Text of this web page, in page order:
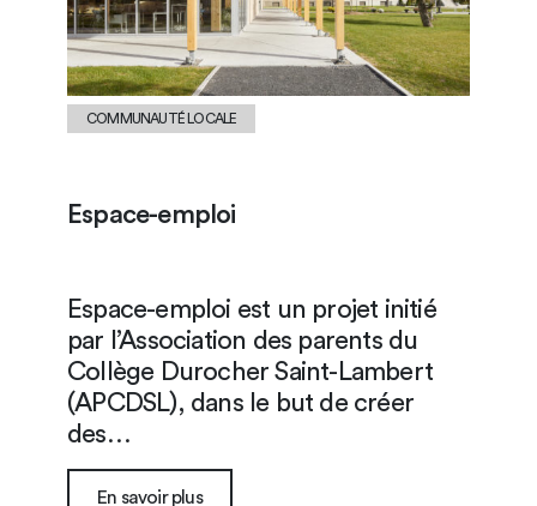
COMMUNAUTÉ LOCALE
Espace-emploi
Espace-emploi est un projet initié
par l’Association des parents du
Collège Durocher Saint-Lambert
(APCDSL), dans le but de créer
des…
En savoir plus